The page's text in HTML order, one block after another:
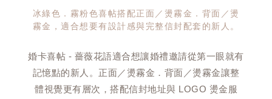
冰綠色．霧粉色喜帖搭配正面／燙霧金．背面／燙
霧金，適合想要有設計感與完整信封配套的新人。
婚卡喜帖 - 薔薇花語適合想讓婚禮邀請從第一眼就有
記憶點的新人。正面／燙霧金．背面／燙霧金讓整
體視覺更有層次，搭配信封地址與 LOGO 燙金服